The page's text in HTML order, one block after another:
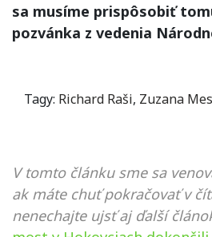
sa musíme prispôsobiť
pozvánka z vedenia
Tagy: Richard Raši, Zuzana
V tomto článku sme sa
ak máte chuť pokračovať v
nenechajte ujsť aj ďalší